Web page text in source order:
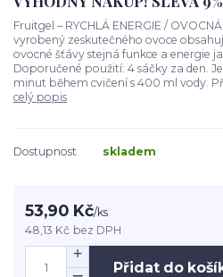
Fruitgel – RYCHLÁ ENERGIE /
vyrobený zeskutečného ovoce
ovocné šťávy stejná funkce a energie
Doporučené použití: 4 sáčky za den.
minut během cvičení s 400 ml vody.
celý popis
Dostupnost skladem
53,90 Kč/ks
48,13 Kč bez DPH
Přidat do